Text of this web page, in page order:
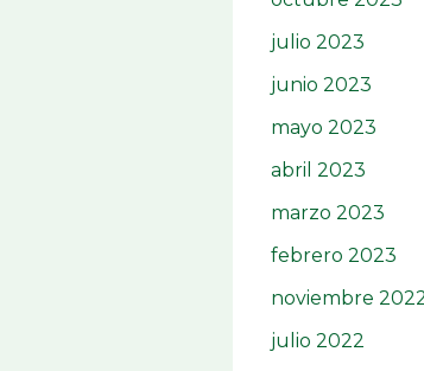
julio 2023
junio 2023
mayo 2023
abril 2023
marzo 2023
febrero 2023
noviembre
julio 2022